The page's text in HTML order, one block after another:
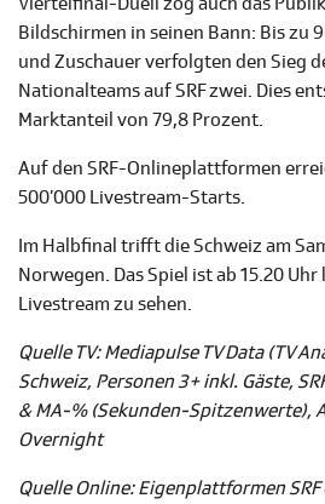
Bildschirmen in seinen Bann: Bis zu
und Zuschauer verfolgten den Sieg
Nationalteams auf SRF zwei. Dies
Marktanteil von 79,8 Prozent.
Auf den SRF-Onlineplattformen
500’000 Livestream-Starts.
Im Halbfinal trifft die Schweiz am
Norwegen. Das Spiel ist ab 15.20
Livestream zu sehen.
Quelle TV: Mediapulse TV Data (TV
Schweiz, Personen 3+ inkl. Gäste,
& MA-% (Sekunden-Spitzenwerte),
Overnight
Quelle Online: Eigenplattformen SRF